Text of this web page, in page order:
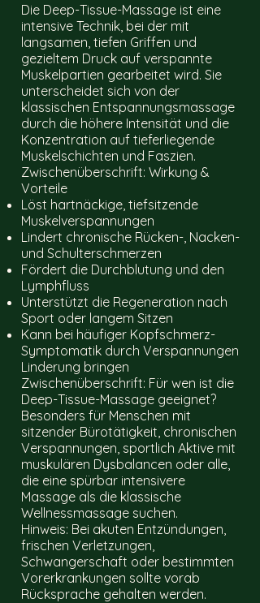
Die Deep-Tissue-Massage ist eine
intensive Technik, bei der mit
langsamen, tiefen Griffen und
gezieltem Druck auf verspannte
Muskelpartien gearbeitet wird. Sie
unterscheidet sich von der
klassischen Entspannungsmassage
durch die höhere Intensität und die
Konzentration auf tieferliegende
Muskelschichten und Faszien.
Zwischenüberschrift: Wirkung &
Vorteile
Löst hartnäckige, tiefsitzende
Muskelverspannungen
Lindert chronische Rücken-, Nacken-
und Schulterschmerzen
Fördert die Durchblutung und den
Lymphfluss
Unterstützt die Regeneration nach
Sport oder langem Sitzen
Kann bei häufiger Kopfschmerz-
Symptomatik durch Verspannungen
Linderung bringen
Zwischenüberschrift: Für wen ist die
Deep-Tissue-Massage geeignet?
Besonders für Menschen mit
sitzender Bürotätigkeit, chronischen
Verspannungen, sportlich Aktive mit
muskulären Dysbalancen oder alle,
die eine spürbar intensivere
Massage als die klassische
Wellnessmassage suchen.
Hinweis: Bei akuten Entzündungen,
frischen Verletzungen,
Schwangerschaft oder bestimmten
Vorerkrankungen sollte vorab
Rücksprache gehalten werden.